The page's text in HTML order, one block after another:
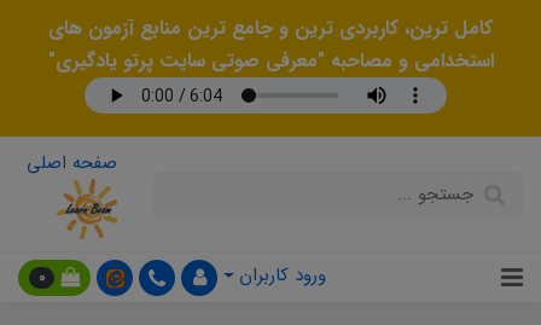
کامل ترین، کاربردی ترین و جامع ترین منابع آزمون های
استخدامی و مصاحبه "معرفی صوتی سایت پرتو یادگیری"
صفحه اصلی
ورود کاربران 0